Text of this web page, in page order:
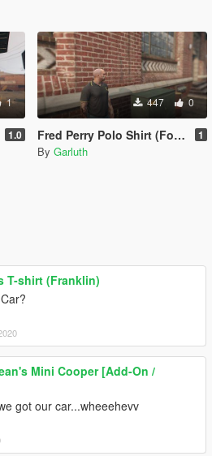
1
1.0
447 0
Fred Perry Polo Shirt (For Trevor) 1
By Garluth
T-shirt (Franklin)
Mini Cooper [Add-On /
got our car...wheeehevv